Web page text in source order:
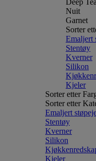
Deep
Nuit
Garnet
Sorter
Emaljert
Stentøy
Kverner
Silikon
Kjeler
Sorter etter
Sorter etter
Emaljert
Stentøy
Kverner
Silikon
Kjeler